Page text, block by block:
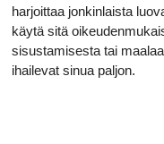
harjoittaa jonkinlaista
käytä sitä
sisustamisesta tai
ihailevat sinua paljon.